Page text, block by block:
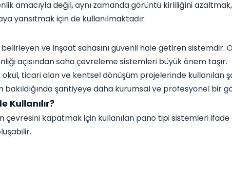
amacıyla değil, aynı zamanda görüntü kirliliğini
yansıtmak için de kullanılmaktadır.
belirleyen ve inşaat sahasını güvenli hale getiren
açısından saha çevreleme sistemleri büyük önem taşır.
ticari alan ve kentsel dönüşüm projelerinde
bakıldığında şantiyeye daha kurumsal ve profesyonel bir
Kullanılır?
çevresini kapatmak için kullanılan pano tipi sistemleri